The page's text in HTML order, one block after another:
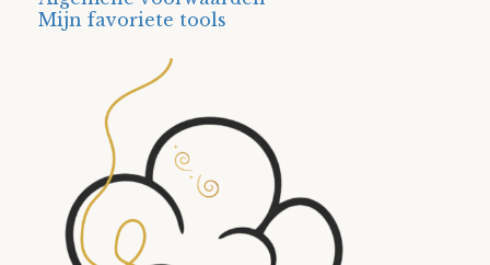
Mijn favoriete tools